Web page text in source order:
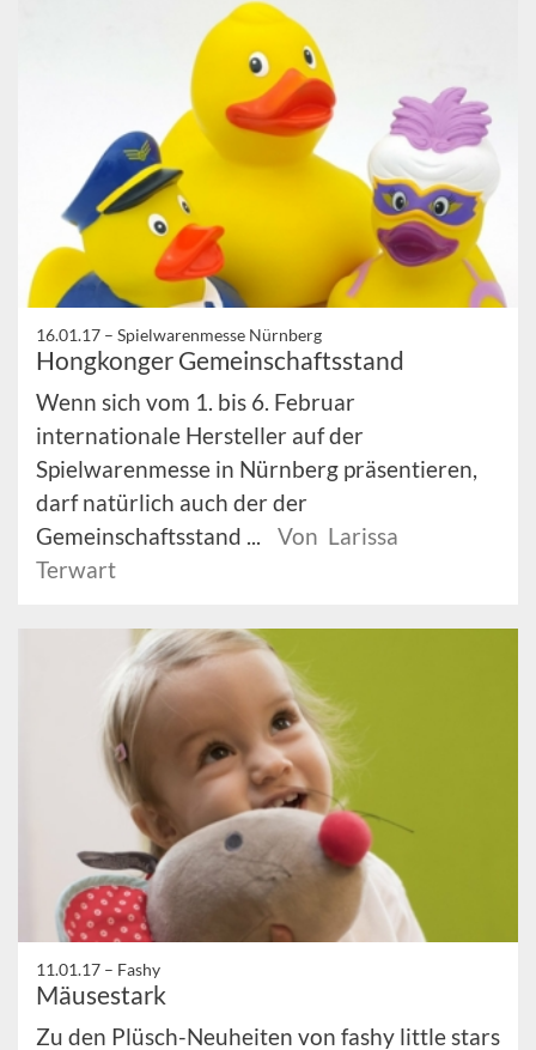
16.01.17 – Spielwarenmesse Nürnberg
Hongkonger Gemeinschaftsstand
Wenn sich vom 1. bis 6. Februar
internationale Hersteller auf der
Spielwarenmesse in Nürnberg präsentieren,
darf natürlich auch der der
Gemeinschaftsstand ...
Von Larissa
Terwart
11.01.17 – Fashy
Mäusestark
Zu den Plüsch-Neuheiten von fashy little stars